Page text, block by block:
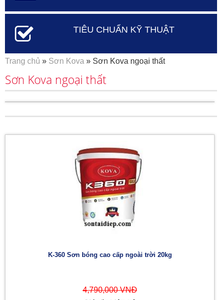
TIÊU CHUẨN KỸ THUẬT
Bạn đang ở đây
Trang chủ » Sơn Kova » Sơn Kova ngoại thất
Sơn Kova ngoại thất
K-360 Sơn bóng cao cấp ngoài trời 20kg
4,790,000 VNĐ